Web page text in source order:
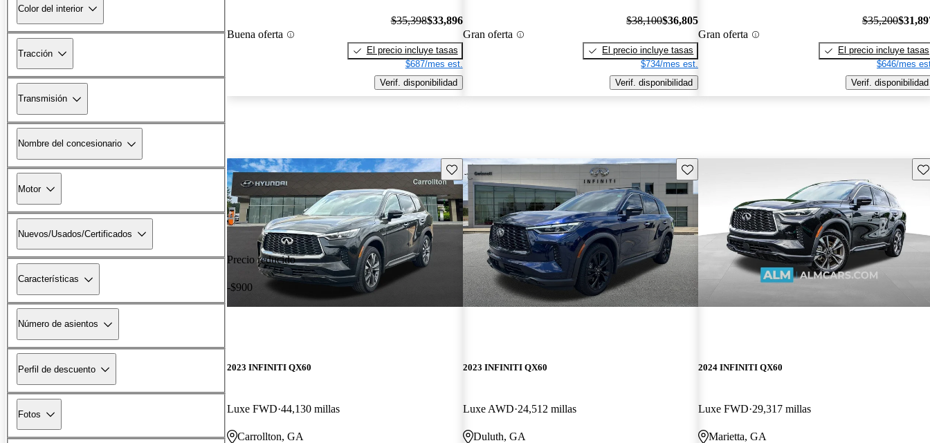
Color del interior
Tracción
Transmisión
Nombre del concesionario
Motor
Nuevos/Usados/Certificados
Características
Número de asientos
Perfil de descuento
Fotos
Buena oferta
$35,398$33,896
El precio incluye tasas
$687/mes est.
Verif. disponibilidad
Gran oferta
$38,100$36,805
El precio incluye tasas
$734/mes est.
Verif. disponibilidad
Gran oferta
$35,200
El precio incluye tasas
$646/mes
Verif. disponibilidad
Precio reducido
-$900
Guarda este Aviso
2023 INFINITI QX60
Luxe FWD 44,130 millas
Carrollton, GA
Guarda este Aviso
2023 INFINITI QX60
Luxe AWD 24,512 millas
Duluth, GA
2024 INFINITI QX60
Luxe FWD 29,317 millas
Marietta, GA